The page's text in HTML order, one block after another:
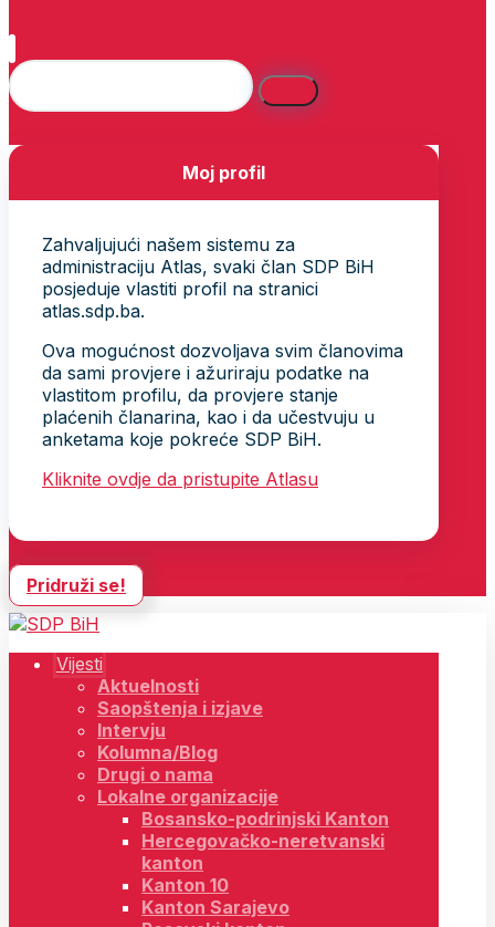
Moj profil
Zahvaljujući našem sistemu za
administraciju Atlas, svaki član SDP BiH
posjeduje vlastiti profil na stranici
atlas.sdp.ba.
Ova mogućnost dozvoljava svim članovima
da sami provjere i ažuriraju podatke na
vlastitom profilu, da provjere stanje
plaćenih članarina, kao i da učestvuju u
anketama koje pokreće SDP BiH.
Kliknite ovdje da pristupite Atlasu
Pridruži se!
Vijesti
Aktuelnosti
Saopštenja i izjave
Intervju
Kolumna/Blog
Drugi o nama
Lokalne organizacije
Bosansko-podrinjski Kanton
Hercegovačko-neretvanski
kanton
Kanton 10
Kanton Sarajevo